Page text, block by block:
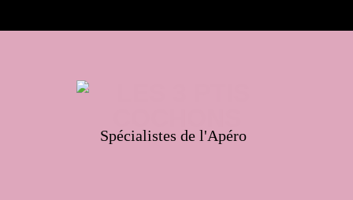
Spécialistes de l'Apéro